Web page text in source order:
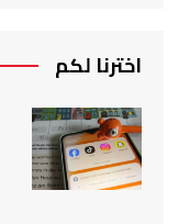
اخترنا لكم